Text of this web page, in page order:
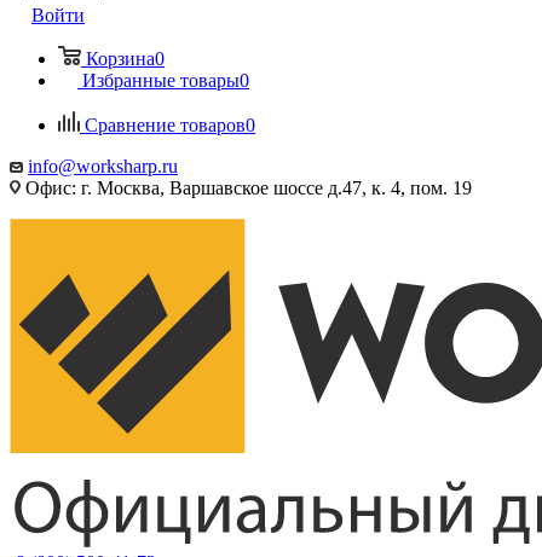
Войти
Корзина0
Избранные товары0
Сравнение товаров0
info@worksharp.ru
Офис: г. Москва, Варшавское шоссе д.47, к. 4, пом. 19